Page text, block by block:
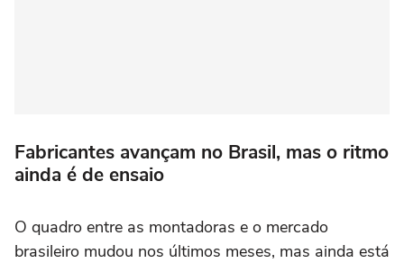
Fabricantes avançam no Brasil, mas o ritmo
ainda é de ensaio
O quadro entre as montadoras e o mercado
brasileiro mudou nos últimos meses, mas ainda está